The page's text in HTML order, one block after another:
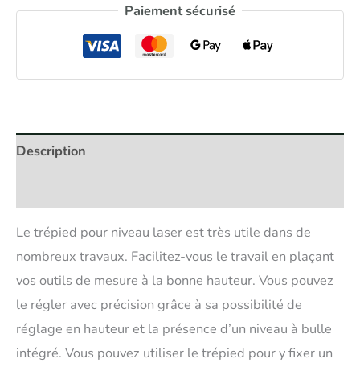
Paiement sécurisé
Description
Le trépied pour niveau laser est très utile dans de
nombreux travaux. Facilitez-vous le travail en plaçant
vos outils de mesure à la bonne hauteur. Vous pouvez
le régler avec précision grâce à sa possibilité de
réglage en hauteur et la présence d’un niveau à bulle
intégré. Vous pouvez utiliser le trépied pour y fixer un